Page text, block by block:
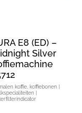
E8 (ED) –
Silver
koffie, koffiebonen |
|